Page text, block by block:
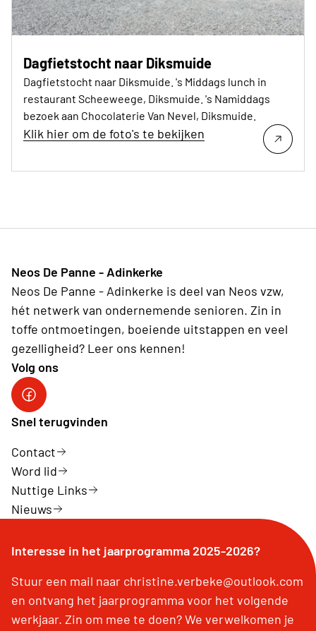
Dagfietstocht naar Diksmuide
Dagfietstocht naar Diksmuide. 's Middags lunch in
restaurant Scheeweege, Diksmuide. 's Namiddags
bezoek aan Chocolaterie Van Nevel, Diksmuide.
Klik hier om de foto's te bekijken
Neos De Panne - Adinkerke
Neos De Panne - Adinkerke is deel van Neos vzw,
hét netwerk van ondernemende senioren. Zin in
toffe ontmoetingen, boeiende uitstappen en veel
gezelligheid? Leer ons kennen!
Volg ons
Facebookpagina Neos De Panne - Adinkerke
Snel terugvinden
Contact
Word lid
Nuttige Links
Nieuws
Interesse in het jaarprogramma 2025-2026?
Stuur een mail naar christine.verbeke@outlook.com
en ontvang het jaarprogramma voor het volgende
werkjaar. Zin om mee te doen? We verwelkomen je